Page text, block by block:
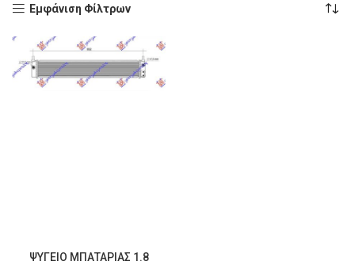
Εμφάνιση Φίλτρων
ΨΥΓΕΙΟ ΜΠΑΤΑΡΙΑΣ 1.8